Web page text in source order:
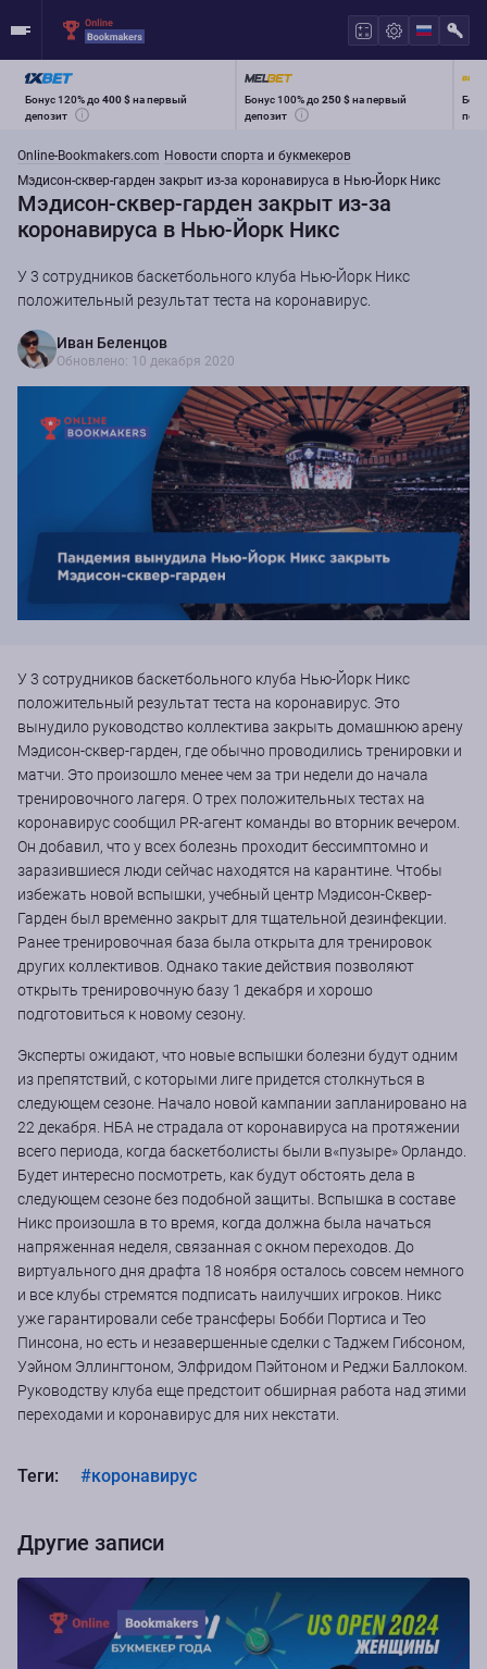
Бонус 120% до400 $на первый
депозит
Бонус 100% до250 $на первый
депозит
Online-Bookmakers.com Новости спорта и букмекеров
Мэдисон-сквер-гарден закрыт из-за коронавируса в Нью-Йорк Никс
Мэдисон-сквер-гарден закрыт из-за
коронавируса в Нью-Йорк Никс
У 3 сотрудников баскетбольного клуба Нью-Йорк Никс
положительный результат теста на коронавирус.
Иван Беленцов
Обновлено: 10 декабря 2020
У 3 сотрудников баскетбольного клуба Нью-Йорк Никс
положительный результат теста на коронавирус. Это
вынудило руководство коллектива закрыть домашнюю арену
Мэдисон-сквер-гарден, где обычно проводились тренировки и
матчи. Это произошло менее чем за три недели до начала
тренировочного лагеря. О трех положительных тестах на
коронавирус сообщил PR-агент команды во вторник вечером.
Он добавил, что у всех болезнь проходит бессимптомно и
заразившиеся люди сейчас находятся на карантине. Чтобы
избежать новой вспышки, учебный центр Мэдисон-Сквер-
Гарден был временно закрыт для тщательной дезинфекции.
Ранее тренировочная база была открыта для тренировок
других коллективов. Однако такие действия позволяют
открыть тренировочную базу 1 декабря и хорошо
подготовиться к новому сезону.
Эксперты ожидают, что новые вспышки болезни будут одним
из препятствий, с которыми лиге придется столкнуться в
следующем сезоне. Начало новой кампании запланировано на
22 декабря. НБА не страдала от коронавируса на протяжении
всего периода, когда баскетболисты были в«пузыре» Орландо.
Будет интересно посмотреть, как будут обстоять дела в
следующем сезоне без подобной защиты. Вспышка в составе
Никс произошла в то время, когда должна была начаться
напряженная неделя, связанная с окном переходов. До
виртуального дня драфта 18 ноября осталось совсем немного
и все клубы стремятся подписать наилучших игроков. Никс
уже гарантировали себе трансферы Бобби Портиса и Тео
Пинсона, но есть и незавершенные сделки с Таджем Гибсоном,
Уэйном Эллингтоном, Элфридом Пэйтоном и Реджи Баллоком.
Руководству клуба еще предстоит обширная работа над этими
переходами и коронавирус для них некстати.
Теги: #коронавирус
Другие записи